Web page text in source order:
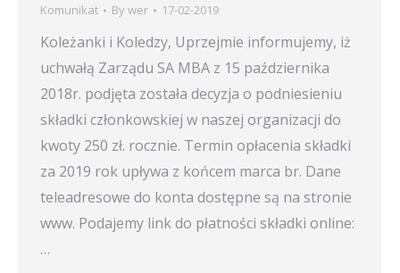
Komunikat By wer 17-02-2019
Koleżanki i Koledzy, Uprzejmie informujemy, iż
uchwałą Zarządu SA MBA z 15 października
2018r. podjęta została decyzja o podniesieniu
składki członkowskiej w naszej organizacji do
kwoty 250 zł. rocznie. Termin opłacenia składki
za 2019 rok upływa z końcem marca br. Dane
teleadresowe do konta dostępne są na stronie
www. Podajemy link do płatności składki online:
…